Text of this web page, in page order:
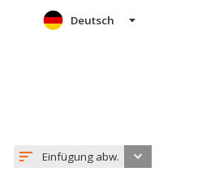
Deutsch
Einfügung abw.